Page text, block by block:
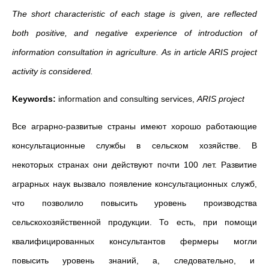
The short characteristic of each stage is given, are reflected
both positive, and negative experience of introduction of
information consultation in agriculture. As in article ARIS project
activity is considered.
Keywords: information and consulting services, ARIS project
Все аграрно-развитые страны имеют хорошо работающие
консультационные службы в сельском хозяйстве. В
некоторых странах они действуют почти 100 лет. Развитие
аграрных наук вызвало появление консультационных служб,
что позволило повысить уровень производства
сельскохозяйственной продукции. То есть, при помощи
квалифицированных консультантов фермеры могли
повысить уровень знаний, а, следовательно, и